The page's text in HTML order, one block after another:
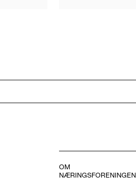
OM
NÆRINGSFORENINGEN